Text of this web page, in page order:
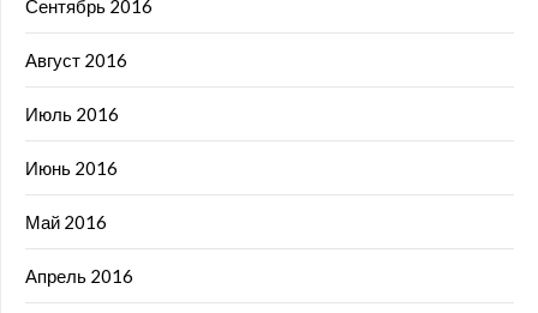
Сентябрь 2016
Август 2016
Июль 2016
Июнь 2016
Май 2016
Апрель 2016